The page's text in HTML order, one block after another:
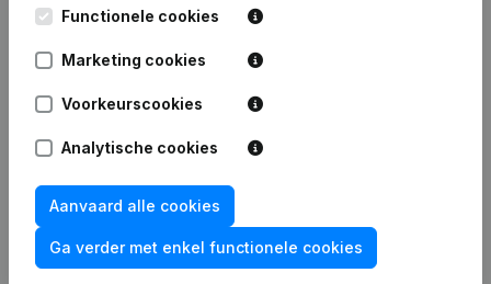
Eigen
vermogen
€523.600 492.520
Veelgestelde vragen
Wat is het KVK-nummer van Bruwo?
Functionele cookies
Marketing cookies
Voorkeurscookies
Analytische cookies
Aanvaard alle cookies
Ga verder met enkel functionele cookies